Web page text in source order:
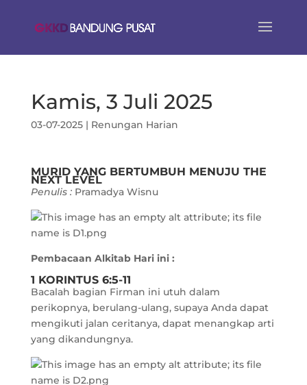
Kamis, 3 Juli 2025
03-07-2025| Renungan Harian
MURID YANG BERTUMBUH MENUJU THE
NEXT LEVEL
Penulis : Pramadya Wisnu
Pembacaan Alkitab Hari ini :
1 KORINTUS 6:5-11
Bacalah bagian Firman ini utuh dalam
perikopnya, berulang-ulang, supaya Anda dapat
mengikuti jalan ceritanya, dapat menangkap arti
yang dikandungnya.